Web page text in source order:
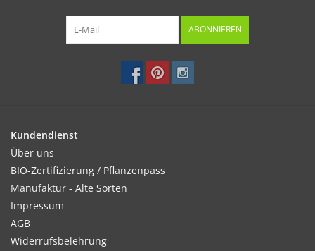
ABONNIEREN
Kundendienst
Über uns
BIO-Zertifizierung / Pflanzenpass
Manufaktur - Alte Sorten
Impressum
AGB
Widerrufsbelehrung